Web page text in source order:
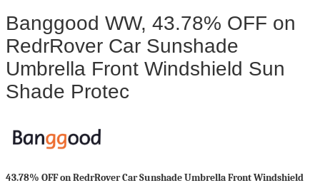
Banggood WW, 43.78% OFF on
RedrRover Car Sunshade
Umbrella Front Windshield Sun
Shade Protec
43.78% OFF on RedrRover Car Sunshade Umbrella Front Windshield